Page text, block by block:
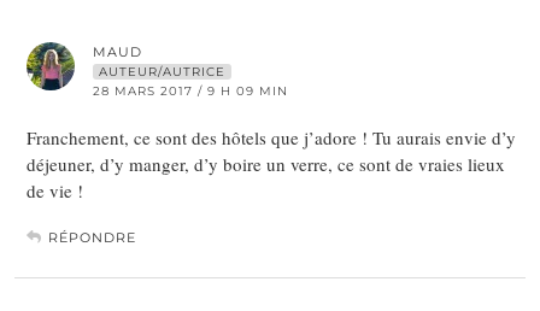
MAUD
AUTEUR/AUTRICE
28 MARS 2017 / 9 H 09 MIN
Franchement, ce sont des hôtels que j’adore ! Tu aurais envie d’y
déjeuner, d’y manger, d’y boire un verre, ce sont de vraies lieux
de vie !
RÉPONDRE